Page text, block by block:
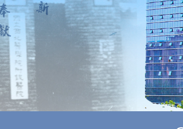
病院•中心 人文关怀
媒体二院
公告
数字院报